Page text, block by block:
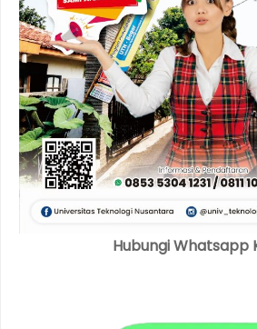
Hubungi Whatsapp